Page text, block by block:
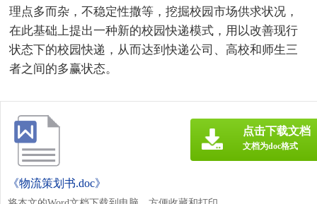
理点多而杂，不稳定性撒等，挖掘校园市场供求状况，
在此基础上提出一种新的校园快递模式，用以改善现行
状态下的校园快递，从而达到快递公司、高校和师生三
者之间的多赢状态。
《物流策划书.doc》
点击下载文档
文档为doc格式